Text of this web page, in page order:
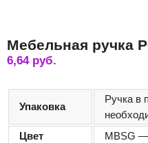
Мебельная ручка
6,64 руб.
Упаковка
Ручка в
Цвет
MBSG